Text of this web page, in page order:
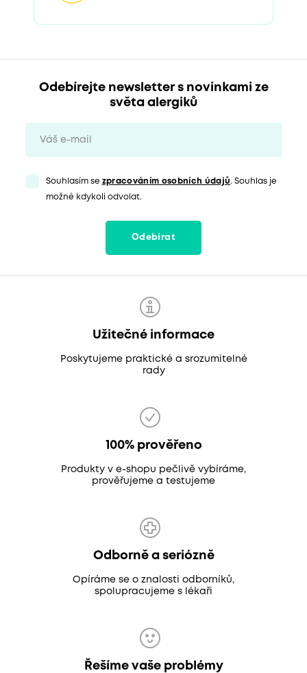
Odebírejte newsletter s novinkami ze
světa alergiků
Souhlasím se zpracováním osobních údajů. Souhlas je
možné kdykoli odvolat.
Odebírat
Užitečné informace
Poskytujeme praktické a srozumitelné
rady
100% prověřeno
Produkty v e-shopu pečlivě vybíráme,
prověřujeme a testujeme
Odborně a seriózně
Opíráme se o znalosti odborníků,
spolupracujeme s lékaři
Řešíme vaše problémy